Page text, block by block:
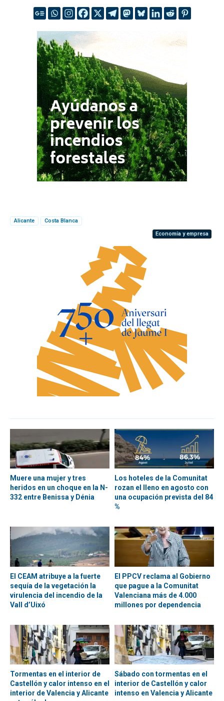
Alicante
Costa Blanca
Economía y empresa
Muere una mujer y tres
heridos en un choque en la N-
332 entre Benissa y Dénia
Los hoteles de la Comunitat
rozan el lleno en agosto con
una ocupación prevista del 84
%
El CEAM atribuye a la fuerte
sequía de la vegetación la
virulencia del incendio de la
Vall d’Uixó
El PPCV reclama al Gobierno
que pague a la Comunitat
Valenciana más de 4.000
millones por dependencia
Tormentas en el interior de
Castellón y calor intenso en el
interior de Valencia y Alicante
Sábado con tormentas en el
interior de Castellón y calor
intenso en Valencia y Alicante